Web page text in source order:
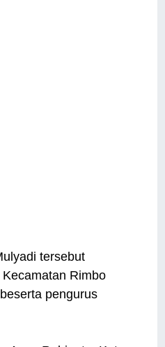
tersebut
Rimbo
pengurus